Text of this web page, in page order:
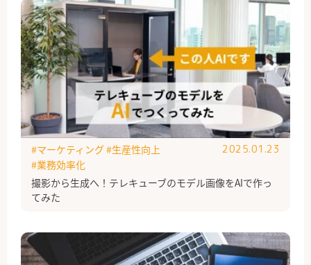
撮影から生成へ！テレキューブのモデル画像をAIで作っ
てみた
#マーケティング#生産性向上
#業務効率化
2025.01.23